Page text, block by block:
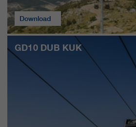
Download
GD10 DUB KUK
qui nous aident à
sites Internet /
Ces informations
transmises à nos
partenaires.